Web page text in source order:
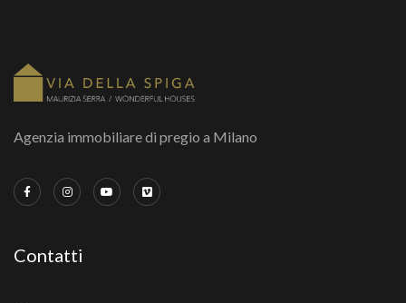
Agenzia immobiliare di pregio a Milano
Contatti